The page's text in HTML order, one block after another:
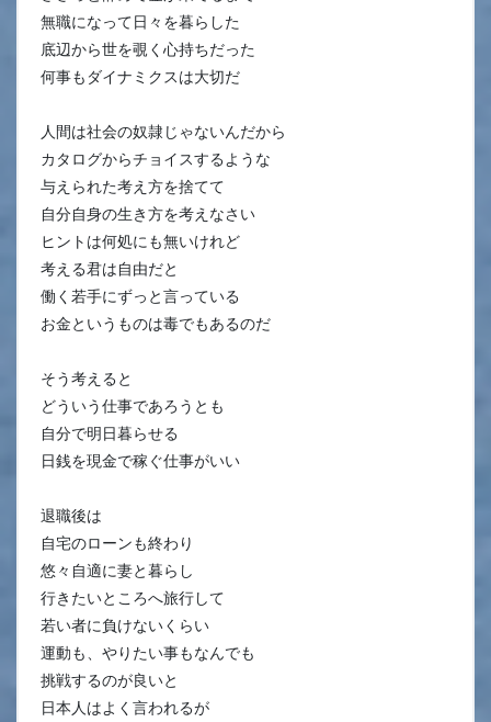
無職になって日々を暮らした
底辺から世を覗く心持ちだった
何事もダイナミクスは大切だ
人間は社会の奴隷じゃないんだから
カタログからチョイスするような
与えられた考え方を捨てて
自分自身の生き方を考えなさい
ヒントは何処にも無いけれど
考える君は自由だと
働く若手にずっと言っている
お金というものは毒でもあるのだ
そう考えると
どういう仕事であろうとも
自分で明日暮らせる
日銭を現金で稼ぐ仕事がいい
退職後は
自宅のローンも終わり
悠々自適に妻と暮らし
行きたいところへ旅行して
若い者に負けないくらい
運動も、やりたい事もなんでも
挑戦するのが良いと
日本人はよく言われるが